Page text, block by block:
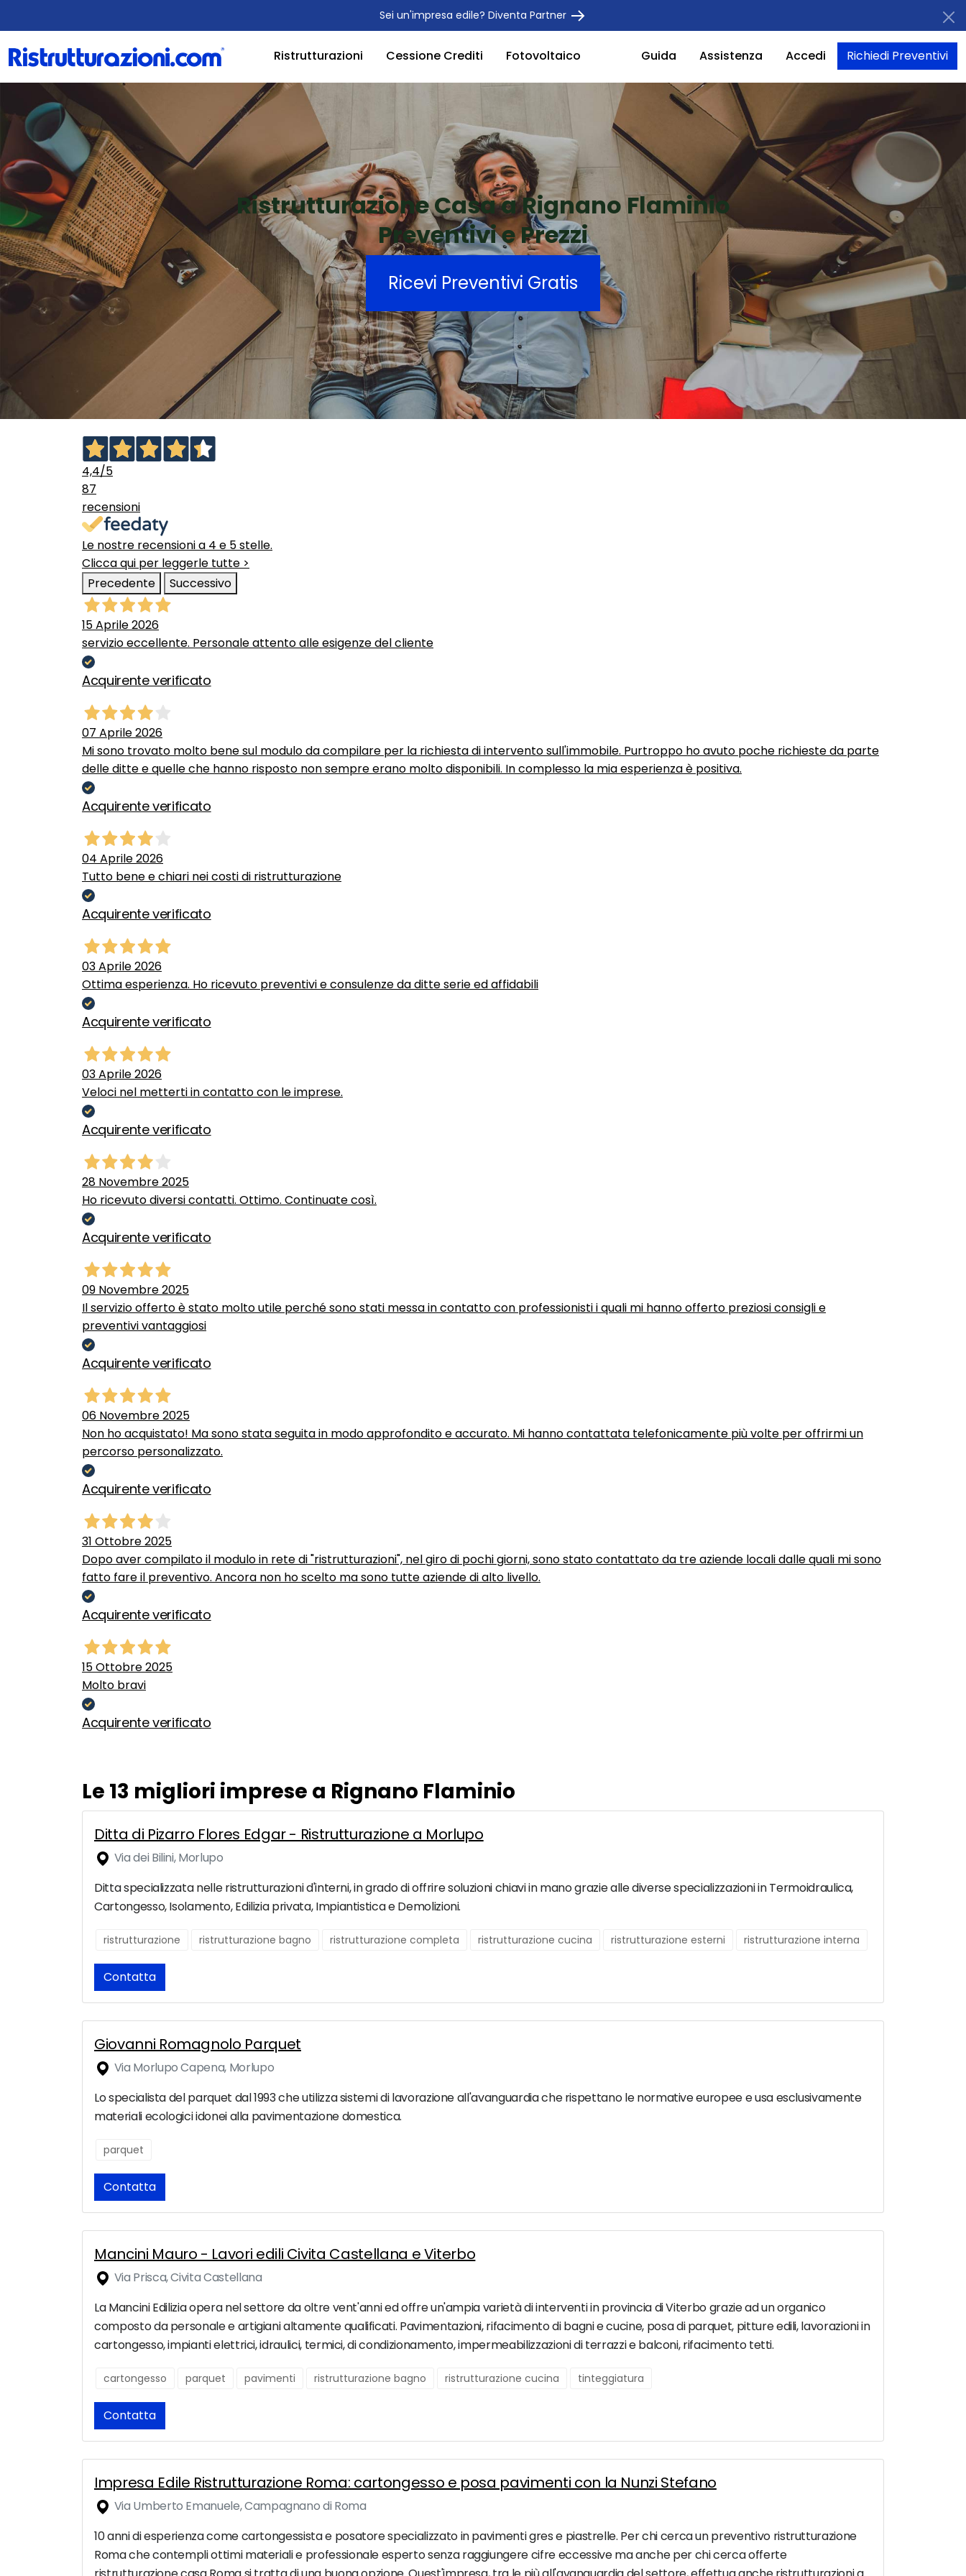
Sei un'impresa edile? Diventa Partner
Ristrutturazioni Cessione Crediti Fotovoltaico Guida Assistenza Accedi Richiedi Preventivi
Ristrutturazione Casa a Rignano Flaminio
Preventivi e Prezzi
Ricevi Preventivi Gratis
4,4/5
87
recensioni
Le nostre recensioni a 4 e 5 stelle.
Clicca qui per leggerle tutte >
Precedente
Successivo
15 Aprile 2026
servizio eccellente. Personale attento alle esigenze del cliente
Acquirente verificato
07 Aprile 2026
Mi sono trovato molto bene sul modulo da compilare per la richiesta di intervento sull'immobile. Purtroppo ho avuto poche richieste da parte
delle ditte e quelle che hanno risposto non sempre erano molto disponibili. In complesso la mia esperienza è positiva.
Acquirente verificato
04 Aprile 2026
Tutto bene e chiari nei costi di ristrutturazione
Acquirente verificato
03 Aprile 2026
Ottima esperienza. Ho ricevuto preventivi e consulenze da ditte serie ed affidabili
Acquirente verificato
03 Aprile 2026
Veloci nel metterti in contatto con le imprese.
Acquirente verificato
28 Novembre 2025
Ho ricevuto diversi contatti. Ottimo. Continuate così.
Acquirente verificato
09 Novembre 2025
Il servizio offerto è stato molto utile perché sono stati messa in contatto con professionisti i quali mi hanno offerto preziosi consigli e
preventivi vantaggiosi
Acquirente verificato
06 Novembre 2025
Non ho acquistato! Ma sono stata seguita in modo approfondito e accurato. Mi hanno contattata telefonicamente più volte per offrirmi un
percorso personalizzato.
Acquirente verificato
31 Ottobre 2025
Dopo aver compilato il modulo in rete di "ristrutturazioni", nel giro di pochi giorni, sono stato contattato da tre aziende locali dalle quali mi sono
fatto fare il preventivo. Ancora non ho scelto ma sono tutte aziende di alto livello.
Acquirente verificato
15 Ottobre 2025
Molto bravi
Acquirente verificato
Le 13 migliori imprese a Rignano Flaminio
Ditta di Pizarro Flores Edgar - Ristrutturazione a Morlupo
Via dei Bilini, Morlupo
Ditta specializzata nelle ristrutturazioni d'interni, in grado di offrire soluzioni chiavi in mano grazie alle diverse specializzazioni in Termoidraulica,
Cartongesso, Isolamento, Edilizia privata, Impiantistica e Demolizioni.
ristrutturazione ristrutturazione bagno ristrutturazione completa ristrutturazione cucina ristrutturazione esterni ristrutturazione interna
Contatta
Giovanni Romagnolo Parquet
Via Morlupo Capena, Morlupo
Lo specialista del parquet dal 1993 che utilizza sistemi di lavorazione all'avanguardia che rispettano le normative europee e usa esclusivamente
materiali ecologici idonei alla pavimentazione domestica.
parquet
Contatta
Mancini Mauro - Lavori edili Civita Castellana e Viterbo
Via Prisca, Civita Castellana
La Mancini Edilizia opera nel settore da oltre vent'anni ed offre un'ampia varietà di interventi in provincia di Viterbo grazie ad un organico
composto da personale e artigiani altamente qualificati. Pavimentazioni, rifacimento di bagni e cucine, posa di parquet, pitture edili, lavorazioni in
cartongesso, impianti elettrici, idraulici, termici, di condizionamento, impermeabilizzazioni di terrazzi e balconi, rifacimento tetti.
cartongesso parquet pavimenti ristrutturazione bagno ristrutturazione cucina tinteggiatura
Contatta
Impresa Edile Ristrutturazione Roma: cartongesso e posa pavimenti con la Nunzi Stefano
Via Umberto Emanuele, Campagnano di Roma
10 anni di esperienza come cartongessista e posatore specializzato in pavimenti gres e piastrelle. Per chi cerca un preventivo ristrutturazione
Roma che contempli ottimi materiali e professionale esperto senza raggiungere cifre eccessive ma anche per chi cerca offerte